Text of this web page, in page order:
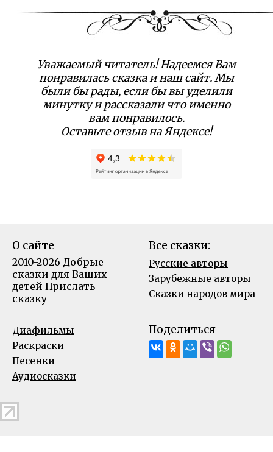
Уважаемый читатель! Надеемся Вам
понравилась сказка и наш сайт. Мы
были бы рады, если бы вы уделили
минутку и рассказали что именно
вам понравилось.
Оставьте отзыв на Яндексе!
О сайте
2010-2026 Добрые
сказки для Ваших
детей Прислать
сказку
Все сказки:
Русские авторы
Зарубежные авторы
Сказки народов мира
Диафильмы
Раскраски
Песенки
Аудиосказки
Поделиться